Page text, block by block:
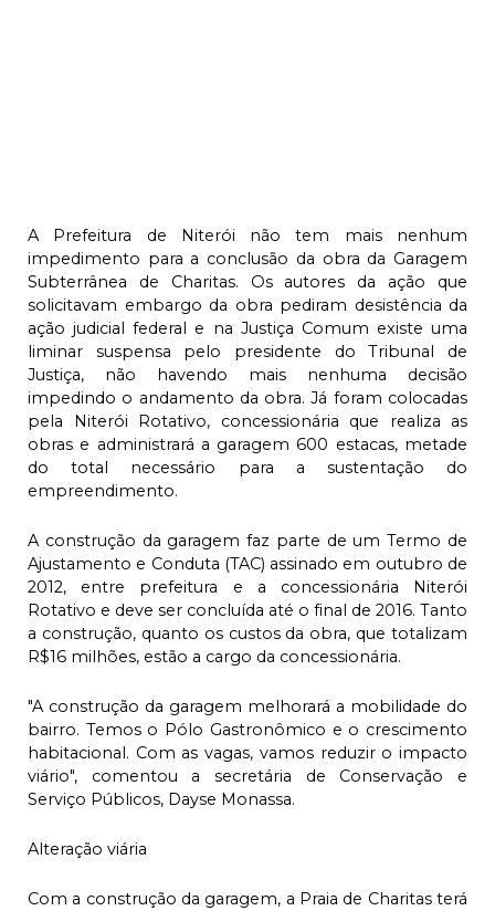
A Prefeitura de Niterói não tem mais nenhum
impedimento para a conclusão da obra da Garagem
Subterrânea de Charitas. Os autores da ação que
solicitavam embargo da obra pediram desistência da
ação judicial federal e na Justiça Comum existe uma
liminar suspensa pelo presidente do Tribunal de
Justiça, não havendo mais nenhuma decisão
impedindo o andamento da obra. Já foram colocadas
pela Niterói Rotativo, concessionária que realiza as
obras e administrará a garagem 600 estacas, metade
do total necessário para a sustentação do
empreendimento.
A construção da garagem faz parte de um Termo de
Ajustamento e Conduta (TAC) assinado em outubro de
2012, entre prefeitura e a concessionária Niterói
Rotativo e deve ser concluída até o final de 2016. Tanto
a construção, quanto os custos da obra, que totalizam
R$16 milhões, estão a cargo da concessionária.
"A construção da garagem melhorará a mobilidade do
bairro. Temos o Pólo Gastronômico e o crescimento
habitacional. Com as vagas, vamos reduzir o impacto
viário", comentou a secretária de Conservação e
Serviço Públicos, Dayse Monassa.
Alteração viária
Com a construção da garagem, a Praia de Charitas terá